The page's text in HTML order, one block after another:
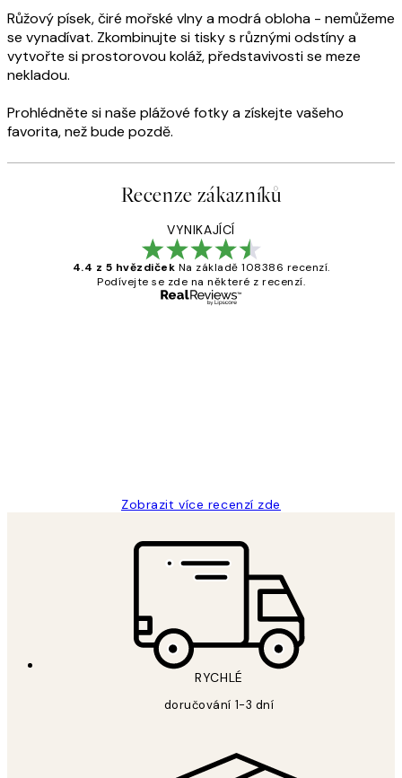
Růžový písek, čiré mořské vlny a modrá obloha - nemůžeme
se vynadívat. Zkombinujte si tisky s různými odstíny a
vytvořte si prostorovou koláž, představivosti se meze
nekladou.
Prohlédněte si naše plážové fotky a získejte vašeho
favorita, než bude pozdě.
Recenze zákazníků
VYNIKAJÍCÍ
4.4 z 5 hvězdiček Na základě 108386 recenzí.
Podívejte se zde na některé z recenzí.
Zobrazit více recenzí zde
RYCHLÉ
doručování 1-3 dní